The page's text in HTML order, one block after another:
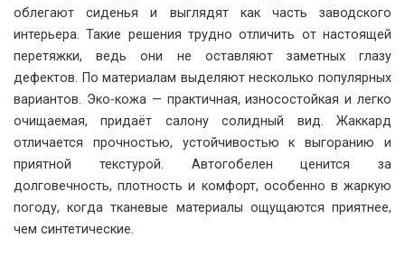
облегают сиденья и выглядят как часть заводского
интерьера. Такие решения трудно отличить от настоящей
перетяжки, ведь они не оставляют заметных глазу
дефектов. По материалам выделяют несколько популярных
вариантов. Эко-кожа — практичная, износостойкая и легко
очищаемая, придаёт салону солидный вид. Жаккард
отличается прочностью, устойчивостью к выгоранию и
приятной текстурой. Автогобелен ценится за
долговечность, плотность и комфорт, особенно в жаркую
погоду, когда тканевые материалы ощущаются приятнее,
чем синтетические.